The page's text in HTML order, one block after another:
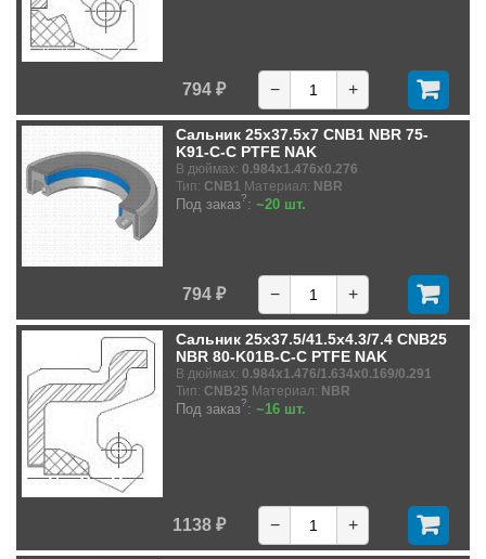
794 ₽ − +
Сальник 25x37.5x7 CNB1 NBR 75-
K91-C-C PTFE NAK
В дюймах: 0.984x1.476x0.276
Тип: CNB1 Материал: NBR
Под заказ?: ~20 шт.
794 ₽ − +
Сальник 25x37.5/41.5x4.3/7.4 CNB25
NBR 80-K01B-C-C PTFE NAK
В дюймах: 0.984x1.476/1.634x0.169/0.291
Тип: CNB25 Материал: NBR
Под заказ?: ~16 шт.
1138 ₽ − +